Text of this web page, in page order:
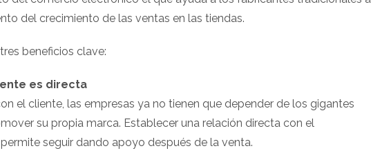
del crecimiento de las ventas en las tiendas.
beneficios clave:
es directa
el cliente, las empresas ya no tienen que depender de los gigantes
su propia marca. Establecer una relación directa con el
seguir dando apoyo después de la venta.